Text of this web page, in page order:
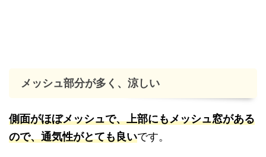
メッシュ部分が多く、涼しい
側面がほぼメッシュで、上部にもメッシュ窓がある
ので、通気性がとても良いです。